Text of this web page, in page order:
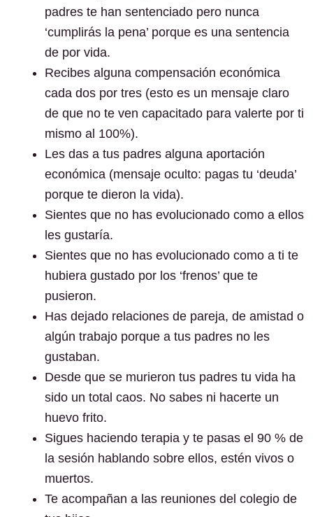
padres te han sentenciado pero nunca
‘cumplirás la pena’ porque es una sentencia
de por vida.
Recibes alguna compensación económica
cada dos por tres (esto es un mensaje claro
de que no te ven capacitado para valerte por ti
mismo al 100%).
Les das a tus padres alguna aportación
económica (mensaje oculto: pagas tu ‘deuda’
porque te dieron la vida).
Sientes que no has evolucionado como a ellos
les gustaría.
Sientes que no has evolucionado como a ti te
hubiera gustado por los ‘frenos’ que te
pusieron.
Has dejado relaciones de pareja, de amistad o
algún trabajo porque a tus padres no les
gustaban.
Desde que se murieron tus padres tu vida ha
sido un total caos. No sabes ni hacerte un
huevo frito.
Sigues haciendo terapia y te pasas el 90 % de
la sesión hablando sobre ellos, estén vivos o
muertos.
Te acompañan a las reuniones del colegio de